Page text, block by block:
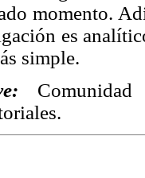
momento.
es
simple.
Comunidad